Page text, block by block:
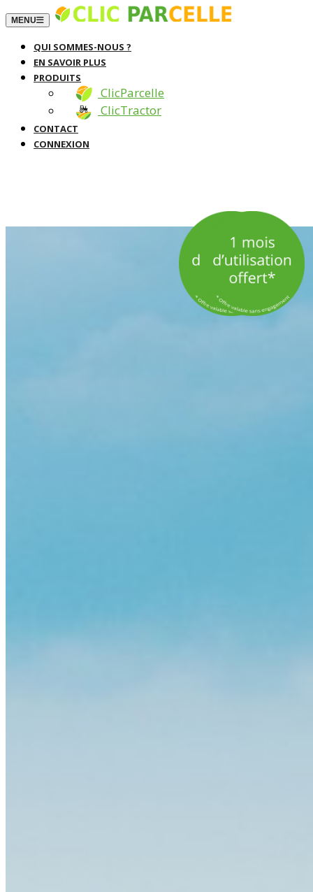
TOGGLE NAVIGATION
MENU
QUI SOMMES-NOUS ?
EN SAVOIR PLUS
PRODUITS
ClicParcelle
ClicTractor
CONTACT
CONNEXION